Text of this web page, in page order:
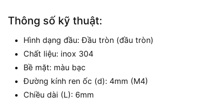
Thông số kỹ thuật:
Hình dạng đầu: Đầu tròn (đầu tròn)
Chất liệu: inox 304
Bề mặt: màu bạc
Đường kính ren ốc (d): 4mm (M4)
Chiều dài (L): 6mm